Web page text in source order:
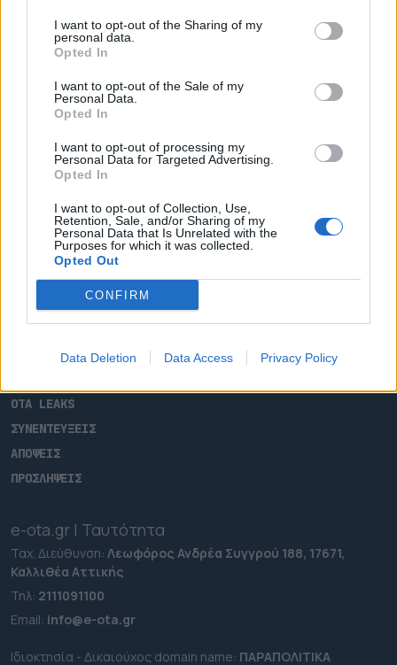
I want to opt-out of the Sharing of my
personal data.
Opted In
I want to opt-out of the Sale of my
Personal Data.
Opted In
I want to opt-out of processing my
Personal Data for Targeted Advertising.
Opted In
I want to opt-out of Collection, Use,
Retention, Sale, and/or Sharing of my
Personal Data that Is Unrelated with the
Purposes for which it was collected.
Opted Out
CONFIRM
Data Deletion Data Access Privacy Policy
της χούντας. Πρόκειται για τον πρώην πρόεδρο
τευτλοπαραγωγών Κ. Μακεδονίας, Παύλο
Μπογιαννίδη, από την Βέροια. Σύμφωνα με όσα
υποστηρίζει το nikoslioliopoulos.blogspot.com
πρόκειται για γνωστό ακροδεξιό και οπαδό της
χούντας. Σε παλαιότερες αναρτήσεις του στην
09.05.2019 - 11.16
ΑΡΧΙΚΗ
ΡΟΗ ΕΙΔΗΣΕΩΝ
ΕΠΙΚΑΙΡΟΤΗΤΑ
OTA LEAKS
ΣΥΝΕΝΤΕΥΞΕΙΣ
ΑΠΟΨΕΙΣ
ΠΡΟΣΛΗΨΕΙΣ
e-ota.gr | Ταυτότητα
Ταχ. Διεύθυνση: Λεωφόρος Ανδρέα Συγγρού 188, 17671,
Καλλιθέα Αττικής
Τηλ: 2111091100
Εmail: info@e-ota.gr
Ιδιοκτησία - Δικαιούχος domain name: ΠΑΡΑΠΟΛΙΤΙΚΑ